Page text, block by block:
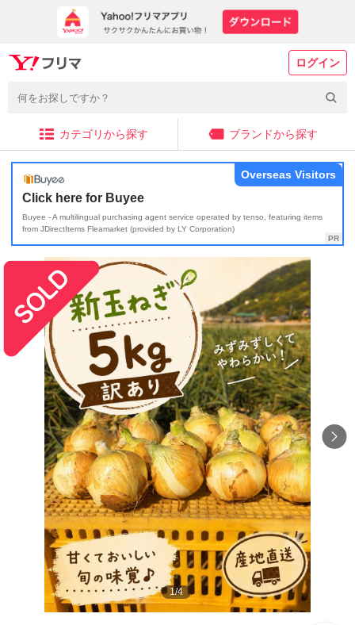
ログイン
カテゴリから探す ブランドから探す
Click here for Buyee
Buyee - A multilingual purchasing agent service operated by tenso, featuring items
from JDirectItems Fleamarket (provided by LY Corporation)
Overseas Visitors
1/4